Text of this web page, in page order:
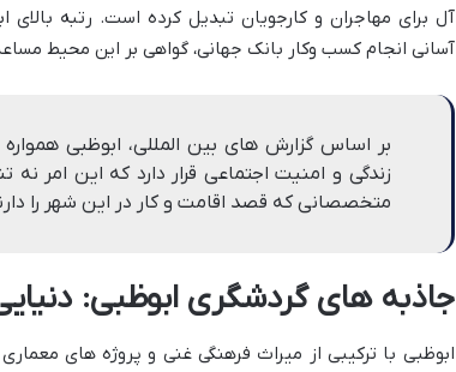
آل برای مهاجران و کارجویان تبدیل کرده است. رتبه
آسانی انجام کسب وکار بانک جهانی، گواهی بر این محیط
بر اساس گزارش های بین المللی، ابوظبی
زندگی و امنیت اجتماعی قرار دارد که این امر نه
متخصصانی که قصد اقامت و کار در این شهر را
جاذبه های گردشگری ابوظبی:
ابوظبی با ترکیبی از میراث فرهنگی غنی و پروژه های